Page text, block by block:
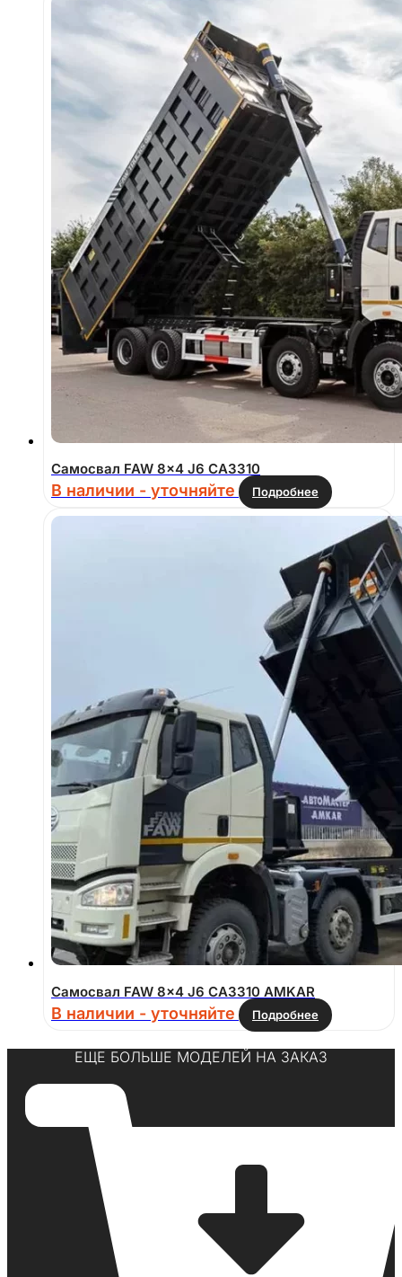
Самосвал FAW 8×4 J6 СА3310
В наличии - уточняйте Подробнее
Самосвал FAW 8×4 J6 СА3310 AMKAR
В наличии - уточняйте Подробнее
ЕЩЕ БОЛЬШЕ МОДЕЛЕЙ НА ЗАКАЗ